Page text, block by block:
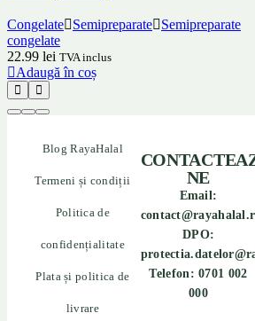
Congelate Semipreparate
Semipreparate
congelate
22.99 lei TVA inclus
Adaugă în coș
Blog RayaHalal
Termeni și condiții
Politica de
confidențialitate
Plata și politica de
livrare
NE
Email:
DPO:
Telefon: 0701 002
000